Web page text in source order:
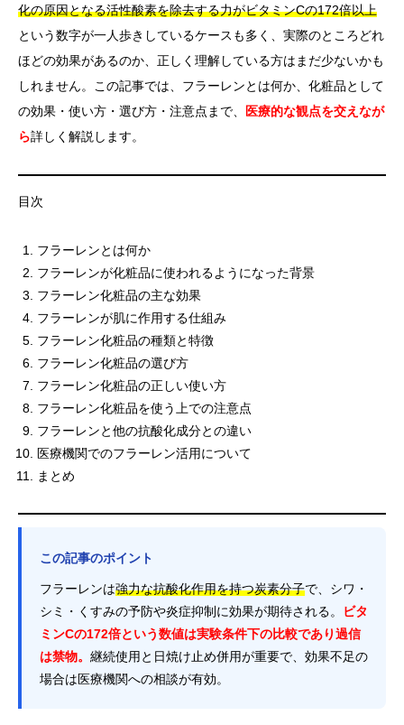
化の原因となる活性酸素を除去する力がビタミンCの172倍以上
という数字が一人歩きしているケースも多く、実際のところどれ
ほどの効果があるのか、正しく理解している方はまだ少ないかも
しれません。この記事では、フラーレンとは何か、化粧品として
の効果・使い方・選び方・注意点まで、
医療的な観点を交えなが
ら詳しく解説します。
目次
フラーレンとは何か
フラーレンが化粧品に使われるようになった背景
フラーレン化粧品の主な効果
フラーレンが肌に作用する仕組み
フラーレン化粧品の種類と特徴
フラーレン化粧品の選び方
フラーレン化粧品の正しい使い方
フラーレン化粧品を使う上での注意点
フラーレンと他の抗酸化成分との違い
医療機関でのフラーレン活用について
まとめ
この記事のポイント
フラーレンは強力な抗酸化作用を持つ炭素分子で、シワ・
シミ・くすみの予防や炎症抑制に効果が期待される。
ビタ
ミンCの172倍という数値は実験条件下の比較であり過信
は禁物。 継続使用と日焼け止め併用が重要で、効果不足の
場合は医療機関への相談が有効。